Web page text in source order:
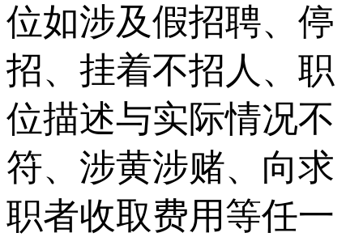
位如涉及假招聘、停
招、挂着不招人、职
位描述与实际情况不
符、涉黄涉赌、向求
职者收取费用等任一